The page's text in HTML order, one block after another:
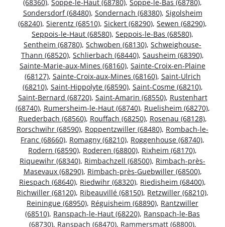
(68360), Soppe-le-Haut (68780), Soppe-le-Bas (68780),
Sondersdorf (68480), Sondernach (68380), Sigolsheim
(68240), Sierentz (68510), Sickert (68290), Sewen (68290),
Seppois-le-Haut (68580), Seppois-le-Bas (68580),
Sentheim (68780), Schwoben (68130), Schweighouse-
Thann (68520), Schlierbach (68440), Sausheim (68390),
Sainte-Marie-aux-Mines (68160), Sainte-Croix-en-Plaine
(68127), Sainte-Croix-aux-Mines (68160), Saint-Ulrich
(68210), Saint-Hippolyte (68590), Saint-Cosme (68210),
Saint-Bernard (68720), Saint-Amarin (68550), Rustenhart
(68740), Rumersheim-le-Haut (68740), Ruelisheim (68270),
Ruederbach (68560), Rouffach (68250), Rosenau (68128),
Rorschwihr (68590), Roppentzwiller (68480), Rombach-le-
Franc (68660), Romagny (68210), Roggenhouse (68740),
Rodern (68590), Roderen (68800), Rixheim (68170),
Riquewihr (68340), Rimbachzell (68500), Rimbach-près-
Masevaux (68290), Rimbach-près-Guebwiller (68500),
Riespach (68640), Riedwihr (68320), Riedisheim (68400),
Richwiller (68120), Ribeauvillé (68150), Retzwiller (68210),
Reiningue (68950), Réguisheim (68890), Rantzwiller
(68510), Ranspach-le-Haut (68220), Ranspach-le-Bas
(68730), Ranspach (68470), Rammersmatt (68800),